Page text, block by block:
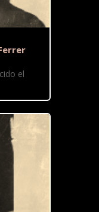
el